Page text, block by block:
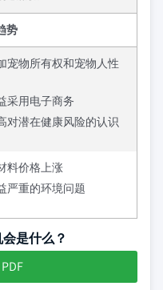
势
宠物所有权和宠物人性
采用电子商务
对潜在健康风险的认识
料价格上涨
严重的环境问题
是什么？